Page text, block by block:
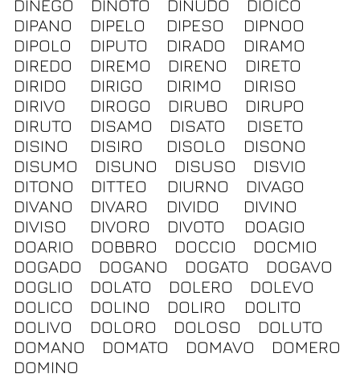
DINEGO
DINOTO DINUDO
DIOICO
DIPANO
DIPELO DIPESO
DIPNOO
DIPOLO
DIPUTO DIRADO
DIRAMO
DIREDO
DIREMO DIRENO
DIRETO
DIRIDO
DIRIGO DIRIMO
DIRISO
DIRIVO
DIROGO DIRUBO
DIRUPO
DIRUTO
DISAMO DISATO
DISETO
DISINO
DISIRO DISOLO
DISONO
DISUMO
DISUNO DISUSO
DISVIO
DITONO
DITTEO DIURNO
DIVAGO
DIVANO
DIVARO DIVIDO
DIVINO
DIVISO
DIVORO DIVOTO
DOAGIO
DOARIO
DOBBRO DOCCIO
DOCMIO
DOGADO
DOGANO DOGATO
DOGAVO
DOGLIO
DOLATO DOLERO
DOLEVO
DOLICO
DOLINO DOLIRO
DOLITO
DOLIVO
DOLORO DOLOSO
DOLUTO
DOMANO
DOMATO DOMAVO
DOMERO
DOMINO